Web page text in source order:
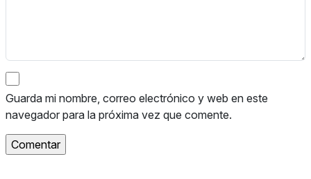
Guarda mi nombre, correo electrónico y web en este
navegador para la próxima vez que comente.